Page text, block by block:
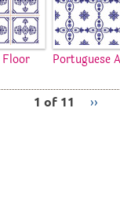
Floor Portuguese
1 of 11 ››